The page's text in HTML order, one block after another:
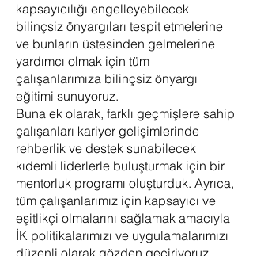
kapsayıcılığı engelleyebilecek
bilinçsiz önyargıları tespit etmelerine
ve bunların üstesinden gelmelerine
yardımcı olmak için tüm
çalışanlarımıza bilinçsiz önyargı
eğitimi sunuyoruz.
Buna ek olarak, farklı geçmişlere sahip
çalışanları kariyer gelişimlerinde
rehberlik ve destek sunabilecek
kıdemli liderlerle buluşturmak için bir
mentorluk programı oluşturduk. Ayrıca,
tüm çalışanlarımız için kapsayıcı ve
eşitlikçi olmalarını sağlamak amacıyla
İK politikalarımızı ve uygulamalarımızı
düzenli olarak gözden geçiriyoruz.